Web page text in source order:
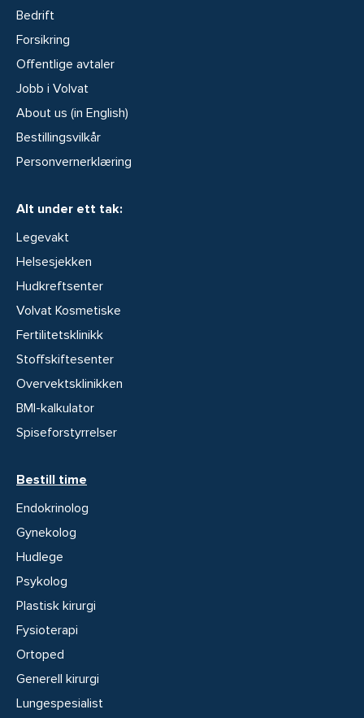
Bedrift
Forsikring
Offentlige avtaler
Jobb i Volvat
About us (in English)
Bestillingsvilkår
Personvernerklæring
Alt under ett tak:
Legevakt
Helsesjekken
Hudkreftsenter
Volvat Kosmetiske
Fertilitetsklinikk
Stoffskiftesenter
Overvektsklinikken
BMI-kalkulator
Spiseforstyrrelser
Bestill time
Endokrinolog
Gynekolog
Hudlege
Psykolog
Plastisk kirurgi
Fysioterapi
Ortoped
Generell kirurgi
Lungespesialist